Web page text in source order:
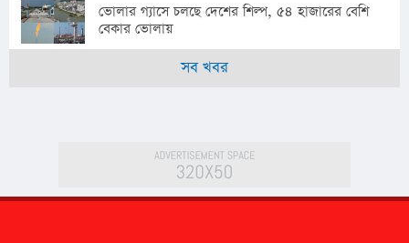
ভোলার গ্যাসে চলছে দেশের শিল্প, ৫৪ হাজারের বেশি
বেকার ভোলায়
সব খবর